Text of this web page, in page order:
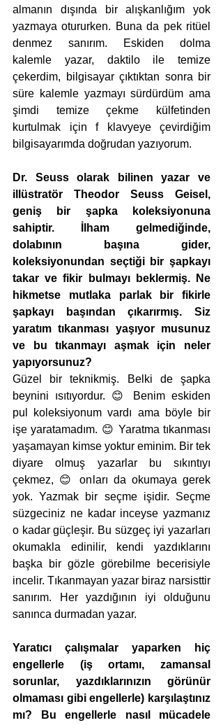
almanın dışında bir alışkanlığım yok
yazmaya otururken. Buna da pek ritüel
denmez sanırım. Eskiden dolma
kalemle yazar, daktilo ile temize
çekerdim, bilgisayar çıktıktan sonra bir
süre kalemle yazmayı sürdürdüm ama
şimdi temize çekme külfetinden
kurtulmak için f klavyeye çevirdiğim
bilgisayarımda doğrudan yazıyorum.
Dr. Seuss olarak bilinen yazar ve
illüstratör Theodor Seuss Geisel,
geniş bir şapka koleksiyonuna
sahiptir. İlham gelmediğinde,
dolabının başına gider,
koleksiyonundan seçtiği bir şapkayı
takar ve fikir bulmayı beklermiş. Ne
hikmetse mutlaka parlak bir fikirle
şapkayı başından çıkarırmış. Siz
yaratım tıkanması yaşıyor musunuz
ve bu tıkanmayı aşmak için neler
yapıyorsunuz?
Güzel bir teknikmiş. Belki de şapka
beynini ısıtıyordur. 😊 Benim eskiden
pul koleksiyonum vardı ama böyle bir
işe yaratamadım. 😊 Yaratma tıkanması
yaşamayan kimse yoktur eminim. Bir tek
diyare olmuş yazarlar bu sıkıntıyı
çekmez, 😊 onları da okumaya gerek
yok. Yazmak bir seçme işidir. Seçme
süzgeciniz ne kadar inceyse yazmanız
o kadar güçleşir. Bu süzgeç iyi yazarları
okumakla edinilir, kendi yazdıklarını
başka bir gözle görebilme becerisiyle
incelir. Tıkanmayan yazar biraz narsisttir
sanırım. Her yazdığının iyi olduğunu
sanınca durmadan yazar.
Yaratıcı çalışmalar yaparken hiç
engellerle (iş ortamı, zamansal
sorunlar, yazdıklarınızın görünür
olmaması gibi engellerle) karşılaştınız
mı? Bu engellerle nasıl mücadele